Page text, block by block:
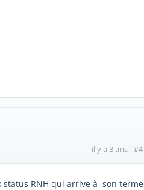
il y a 3 ans #4
RNH qui arrive à son terme